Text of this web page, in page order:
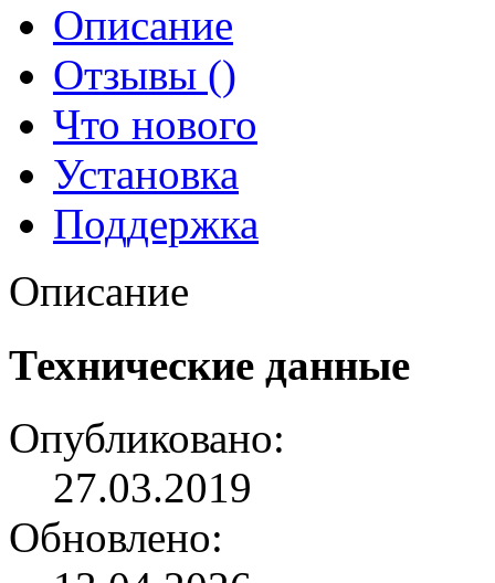
Описание
Отзывы ()
Что нового
Установка
Поддержка
Описание
Технические данные
Опубликовано:
27.03.2019
Обновлено: